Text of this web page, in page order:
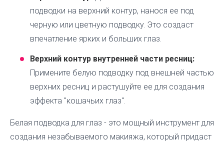
подводки на верхний контур, нанося ее под
черную или цветную подводку. Это создаст
впечатление ярких и больших глаз.
Верхний контур внутренней части ресниц:
Примените белую подводку под внешней частью
верхних ресниц и растушуйте ее для создания
эффекта "кошачьих глаз".
Белая подводка для глаз - это мощный инструмент для
создания незабываемого макияжа, который придаст